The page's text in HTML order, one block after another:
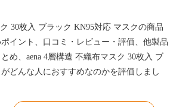
30枚入 ブラック KN95対応 マスクの商品
イント、口コミ・レビュー・評価、他製品
め、aena 4層構造 不織布マスク 30枚入 ブ
どんな人におすすめなのかを評価しまし